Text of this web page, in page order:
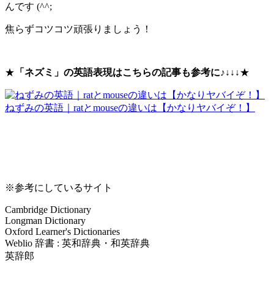
んです (^^;
焦らずコツコツ頑張りましょう！
★ 「ネズミ」の英語表現はこちらの記事も参考に♪↓ ↓↓★
ねずみの英語｜ratとmouseの違いは【かなりヤバイぞ！】
※参考にしているサイト
Cambridge Dictionary
Longman Dictionary
Oxford Learner's Dictionaries
Weblio 辞書 : 英和辞典・和英辞典
英辞郎